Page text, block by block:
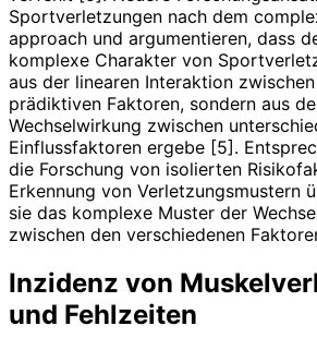
Sportverletzungen nach dem
approach und argumentieren, dass
komplexe Charakter von
aus der linearen Interaktion
prädiktiven Faktoren, sondern aus
Wechselwirkung zwischen
Einflussfaktoren ergebe [5].
die Forschung von isolierten
Erkennung von Verletzungsmustern
sie das komplexe Muster der
zwischen den verschiedenen
Inzidenz von
und Fehlzeiten